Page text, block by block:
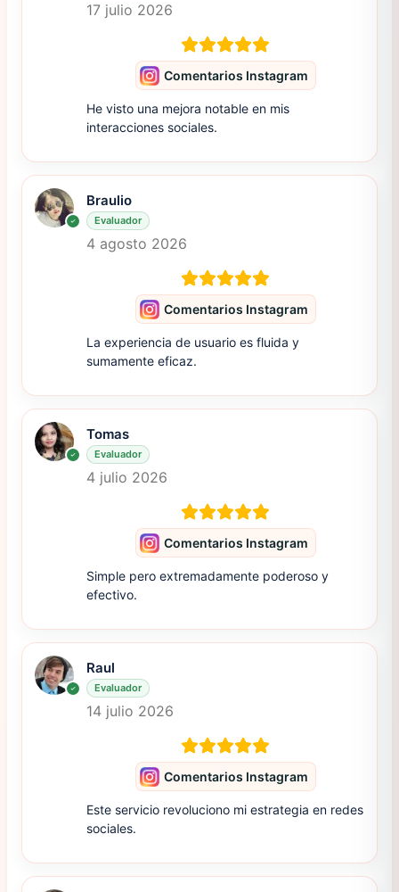
17 julio 2026
Comentarios Instagram
He visto una mejora notable en mis
interacciones sociales.
Braulio
Evaluador
4 agosto 2026
Comentarios Instagram
La experiencia de usuario es fluida y
sumamente eficaz.
Tomas
Evaluador
4 julio 2026
Comentarios Instagram
Simple pero extremadamente poderoso y
efectivo.
Raul
Evaluador
14 julio 2026
Comentarios Instagram
Este servicio revoluciono mi estrategia en redes
sociales.